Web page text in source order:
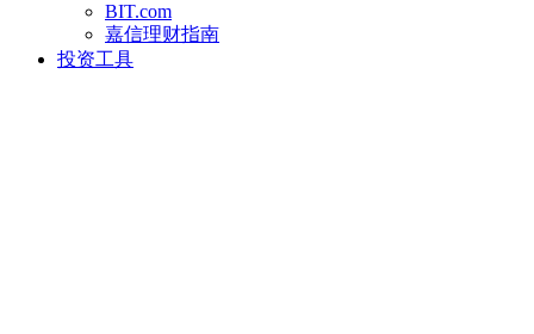
BIT.com
嘉信理财指南
投资工具